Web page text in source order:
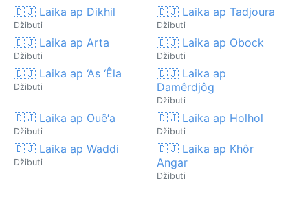
🇩🇯 Laika ap Dikhil
Džibuti
🇩🇯 Laika ap Tadjoura
Džibuti
🇩🇯 Laika ap Arta
Džibuti
🇩🇯 Laika ap Obock
Džibuti
🇩🇯 Laika ap ‘As ‘Êla
Džibuti
🇩🇯 Laika ap
Damêrdjôg
Džibuti
🇩🇯 Laika ap Ouê‘a
Džibuti
🇩🇯 Laika ap Holhol
Džibuti
🇩🇯 Laika ap Waddi
Džibuti
🇩🇯 Laika ap Khôr
Angar
Džibuti